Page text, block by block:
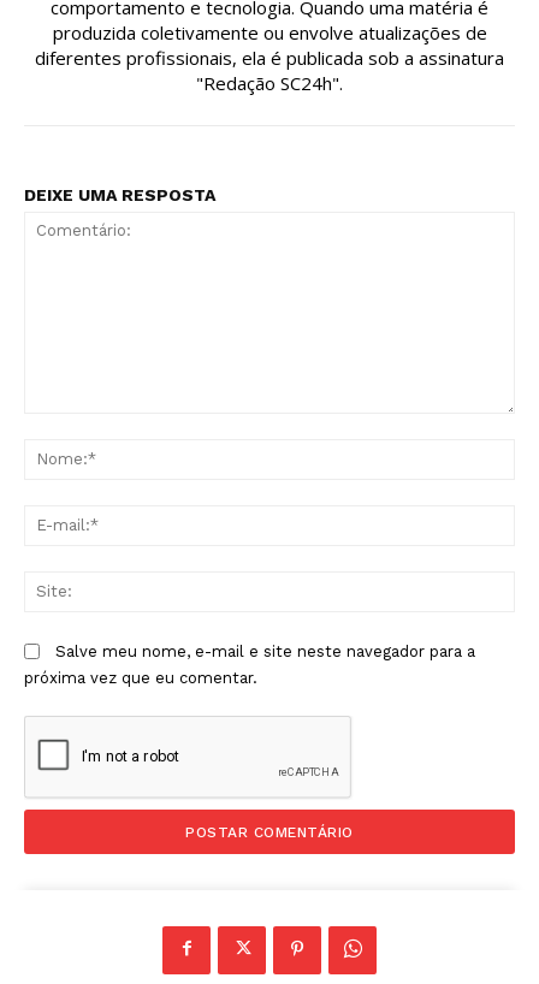
comportamento e tecnologia. Quando uma matéria é
produzida coletivamente ou envolve atualizações de
diferentes profissionais, ela é publicada sob a assinatura
"Redação SC24h".
DEIXE UMA RESPOSTA
Salve meu nome, e-mail e site neste navegador para a
próxima vez que eu comentar.